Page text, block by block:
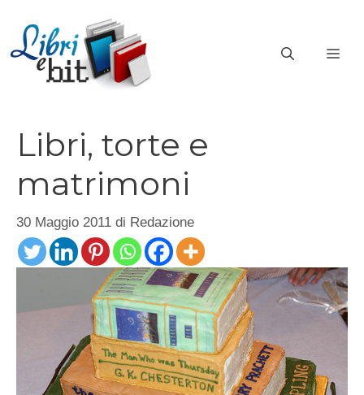
contenuto
Libri, torte e
matrimoni
30 Maggio 2011 di Redazione